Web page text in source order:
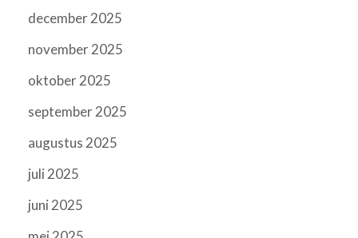
december 2025
november 2025
oktober 2025
september 2025
augustus 2025
juli 2025
juni 2025